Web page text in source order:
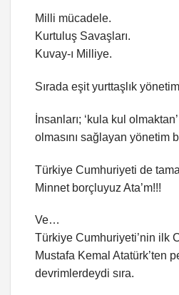
Milli mücadele.
Kurtuluş Savaşları.
Kuvay-ı Milliye.
Sırada eşit yurttaşlık
İnsanları; ‘kula kul olmaktan’
olmasını sağlayan yönetim
Türkiye Cumhuriyeti de
Minnet borçluyuz Ata’m!!!
Ve…
Türkiye Cumhuriyeti’nin ilk
Mustafa Kemal Atatürk’ten
devrimlerdeydi sıra.